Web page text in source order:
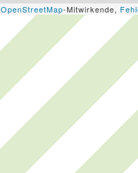
OpenStreetMap-Mitwirkende,